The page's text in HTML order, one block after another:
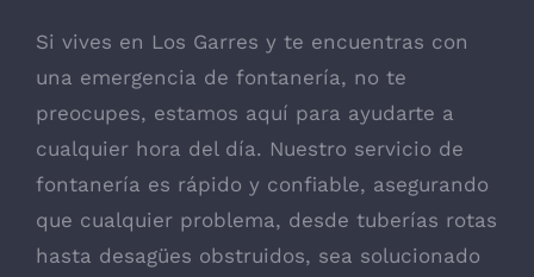
Si vives en Los Garres y te encuentras con
una emergencia de fontanería, no te
preocupes, estamos aquí para ayudarte a
cualquier hora del día. Nuestro servicio de
fontanería es rápido y confiable, asegurando
que cualquier problema, desde tuberías rotas
hasta desagües obstruidos, sea solucionado